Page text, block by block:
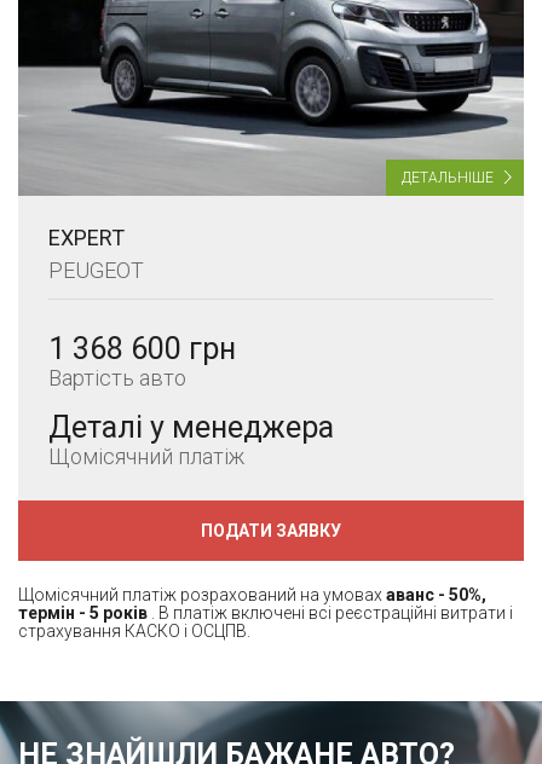
ДЕТАЛЬНІШЕ
EXPERT
PEUGEOT
1 368 600 грн
Вартість авто
Деталі у менеджера
Щомісячний платіж
ПОДАТИ ЗАЯВКУ
Щомісячний платіж розрахований на умовахаванс - 50%,
термін - 5 років . В платіж включені всі реєстраційні витрати і
страхування КАСКО і ОСЦПВ.
НЕ ЗНАЙШЛИ БАЖАНЕ АВТО?